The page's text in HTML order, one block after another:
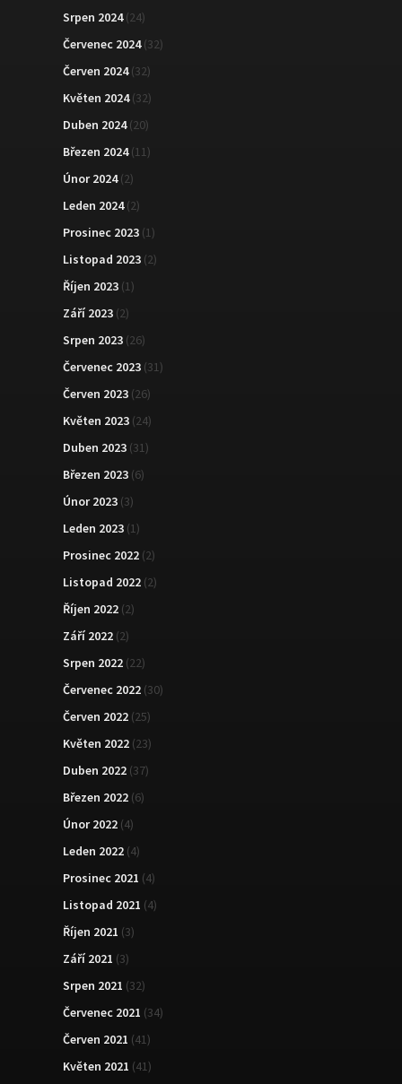
Srpen 2024(24)
Červenec 2024(32)
Červen 2024(32)
Květen 2024(32)
Duben 2024(20)
Březen 2024(11)
Únor 2024(2)
Leden 2024(2)
Prosinec 2023 (1)
Listopad 2023 (2)
Říjen 2023 (1)
Září 2023 (2)
Srpen 2023 (26)
Červenec 2023 (31)
Červen 2023 (26)
Květen 2023 (24)
Duben 2023 (31)
Březen 2023 (6)
Únor 2023 (3)
Leden 2023 (1)
Prosinec 2022 (2)
Listopad 2022 (2)
Říjen 2022 (2)
Září 2022 (2)
Srpen 2022 (22)
Červenec 2022 (30)
Červen 2022 (25)
Květen 2022 (23)
Duben 2022 (37)
Březen 2022 (6)
Únor 2022 (4)
Leden 2022 (4)
Prosinec 2021 (4)
Listopad 2021 (4)
Říjen 2021 (3)
Září 2021 (3)
Srpen 2021 (32)
Červenec 2021 (34)
Červen 2021 (41)
Květen 2021 (41)